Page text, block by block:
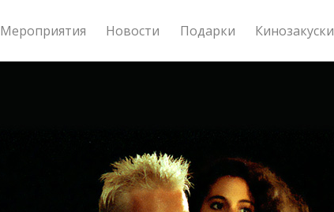
Мероприятия Новости Подарки Кинозакуски